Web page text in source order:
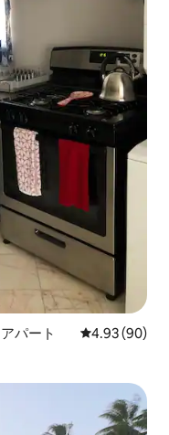
パート レビュー90
4.93 (90)